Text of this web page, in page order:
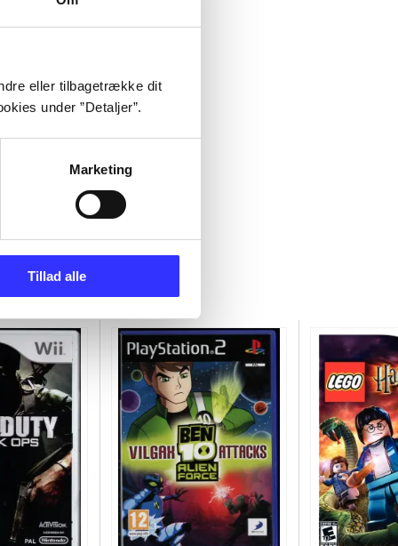
eller tilbagetrække dit
under ”Detaljer”.
Marketing
Tillad alle